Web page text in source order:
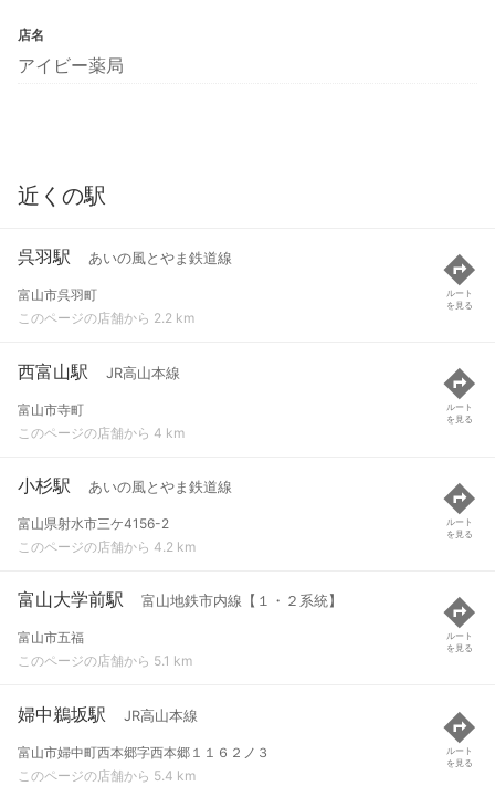
店名
アイビー薬局
近くの駅
呉羽駅 あいの風とやま鉄道線
富山市呉羽町
このページの店舗から 2.2 km
ルート
を見る
西富山駅 JR高山本線
富山市寺町
このページの店舗から 4 km
ルート
を見る
小杉駅 あいの風とやま鉄道線
富山県射水市三ケ4156-2
このページの店舗から 4.2 km
ルート
を見る
富山大学前駅 富山地鉄市内線【１・２系統】
富山市五福
このページの店舗から 5.1 km
ルート
を見る
婦中鵜坂駅 JR高山本線
富山市婦中町西本郷字西本郷１１６２ノ３
このページの店舗から 5.4 km
ルート
を見る